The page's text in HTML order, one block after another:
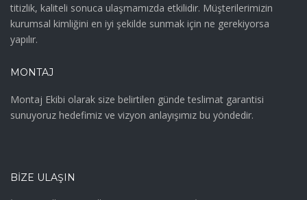
titizlik, kaliteli sonuca ulaşmamızda etkilidir. Müşterilerimizin
kurumsal kimliğini en iyi şekilde sunmak için ne gerekiyorsa
yapılır.
MONTAJ
Montaj Ekibi olarak size belirtilen günde teslimat garantisi
sunuyoruz hedefimiz ve vizyon anlayışımız bu yöndedir.
BIZE ULAŞIN